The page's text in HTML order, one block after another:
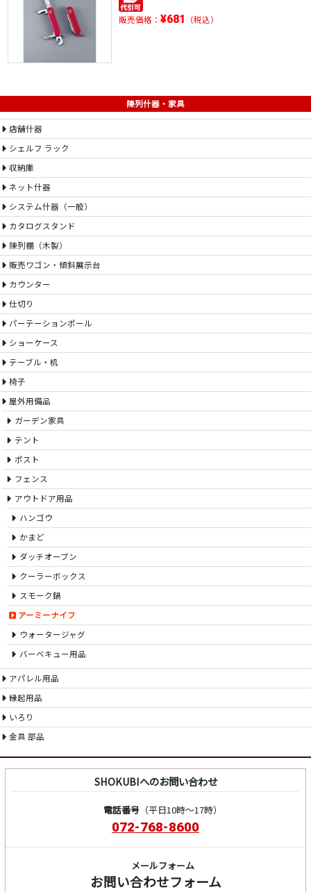
販売価格： ¥681 （税込）
陳列什器・家具
店舗什器
シェルフ ラック
収納庫
ネット什器
システム什器（一般）
カタログスタンド
陳列棚（木製）
販売ワゴン・傾斜展示台
カウンター
仕切り
パーテーションポール
ショーケース
テーブル・机
椅子
屋外用備品
ガーデン家具
テント
ポスト
フェンス
アウトドア用品
ハンゴウ
かまど
ダッチオーブン
クーラーボックス
スモーク鍋
アーミーナイフ
ウォータージャグ
バーベキュー用品
アパレル用品
縁起用品
いろり
金具 部品
SHOKUBIへのお問い合わせ
電話番号（平日10時～17時）
072-768-8600
メールフォーム
お問い合わせフォーム